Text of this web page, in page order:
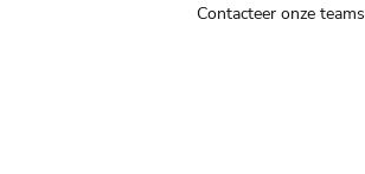
Contacteer onze teams